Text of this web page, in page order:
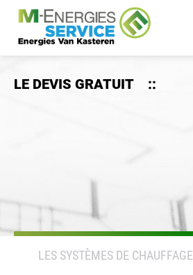
LE DEVIS GRATUIT ::
LES SYSTÈMES DE CHAUFFAGE